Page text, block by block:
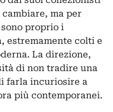
ma per
proprio i
estremamente colti e
La direzione,
di non tradire una
farla incuriosire a
più contemporanei.